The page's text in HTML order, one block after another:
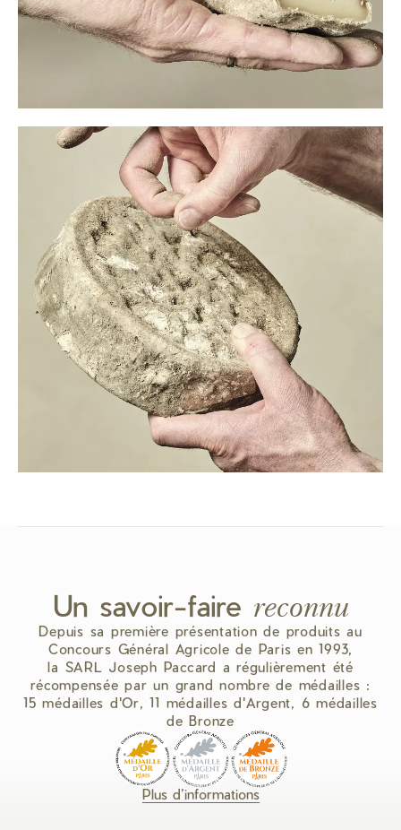
Un savoir-faire reconnu
Depuis sa première présentation de produits au
Concours Général Agricole de Paris en 1993,
la SARL Joseph Paccard a régulièrement été
récompensée par un grand nombre de médailles :
15 médailles d'Or, 11 médailles d'Argent, 6 médailles
de Bronze
Plus d’informations